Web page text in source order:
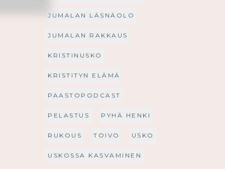
JUMALAN LÄSNÄOLO
JUMALAN RAKKAUS
KRISTINUSKO
KRISTITYN ELÄMÄ
PAASTOPODCAST
PELASTUS PYHÄ HENKI
RUKOUS TOIVO USKO
USKOSSA KASVAMINEN